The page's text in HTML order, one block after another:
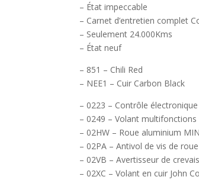
– État impeccable
– Carnet d’entretien complet
– Seulement 24.000Kms
– État neuf
– 851 – Chili Red
– NEE1 – Cuir Carbon Black
– 0223 – Contrôle
– 0249 – Volant multifonctions
– 02HW – Roue aluminium
– 02PA – Antivol de vis de roue
– 02VB – Avertisseur de
– 02XC – Volant en cuir John